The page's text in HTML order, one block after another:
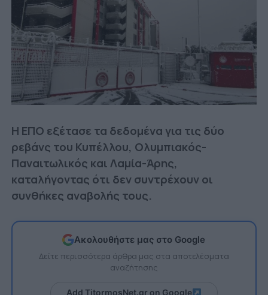
Η ΕΠΟ εξέτασε τα δεδομένα για τις δύο
ρεβάνς του Κυπέλλου, Ολυμπιακός-
Παναιτωλικός και Λαμία-Άρης,
καταλήγοντας ότι δεν συντρέχουν οι
συνθήκες αναβολής τους.
Ακολουθήστε μας στο Google
Δείτε περισσότερα άρθρα μας στα αποτελέσματα
αναζήτησης
Add TitormosNet.gr on Google